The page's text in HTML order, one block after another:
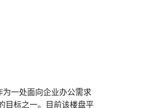
一处面向企业办公需求
目标之一。目前该楼盘平